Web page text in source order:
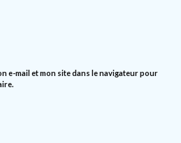
e-mail et mon site dans le navigateur pour